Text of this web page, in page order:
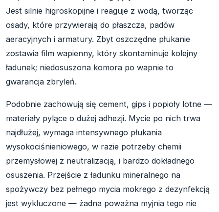
Jest silnie higroskopijne i reaguje z wodą, tworząc
osady, które przywierają do płaszcza, padów
aeracyjnych i armatury. Zbyt oszczędne płukanie
zostawia film wapienny, który skontaminuje kolejny
ładunek; niedosuszona komora po wapnie to
gwarancja zbryleń.
Podobnie zachowują się cement, gips i popioły lotne —
materiały pylące o dużej adhezji. Mycie po nich trwa
najdłużej, wymaga intensywnego płukania
wysokociśnieniowego, w razie potrzeby chemii
przemysłowej z neutralizacją, i bardzo dokładnego
osuszenia. Przejście z ładunku mineralnego na
spożywczy bez pełnego mycia mokrego z dezynfekcją
jest wykluczone — żadna poważna myjnia tego nie